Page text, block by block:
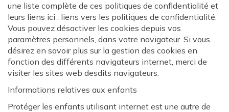
une liste complète de ces politiques de confidentialité et
leurs liens ici : liens vers les politiques de confidentialité.
Vous pouvez désactiver les cookies depuis vos
paramètres personnels, dans votre navigateur. Si vous
désirez en savoir plus sur la gestion des cookies en
fonction des différents navigateurs internet, merci de
visiter les sites web desdits navigateurs.
Informations relatives aux enfants
Protéger les enfants utilisant internet est une autre de